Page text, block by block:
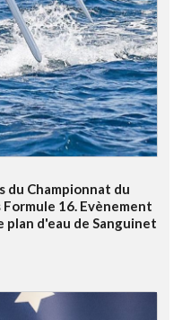
Championnat du
16. Evènement
plan d'eau de Sanguinet